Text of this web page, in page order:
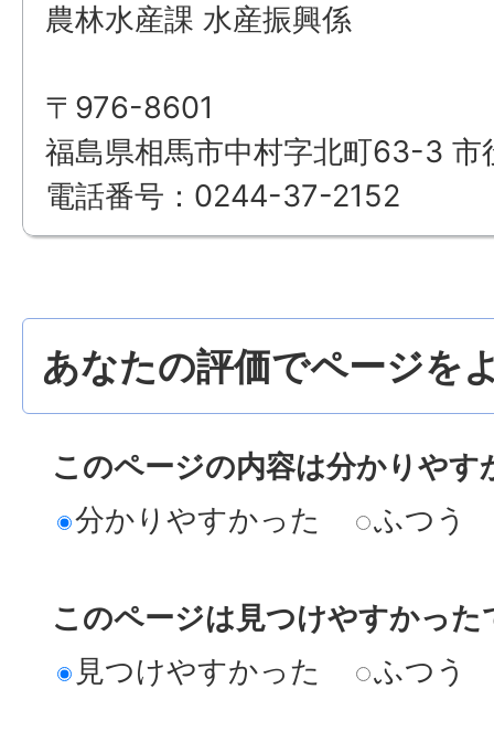
農林水産課 水産振興係
〒976-8601
福島県相馬市中村字北町63-3 市
電話番号：0244-37-2152
あなたの評価でページを
このページの内容は分かりやす
分かりやすかった
ふつう
このページは見つけやすかった
見つけやすかった
ふつう